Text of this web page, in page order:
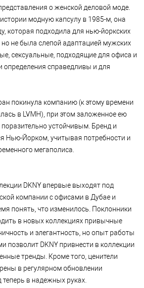
о женской деловой моде.
модную капсулу в 1985-м, она
которая подходила для нью-йоркских
не была слепой адаптацией мужских
сексуальные, подходящие для офиса и
определения справедливы и для
покинула компанию (к этому времени
в LVMH), при этом заложенное ею
устойчивым. Бренд и
Нью-Йорком, учитывая потребности и
мегаполиса.
DKNY впервые выходят под
компании с офисами в Дубае и
понять, что изменилось. Поклонники
в новых коллекциях привычные
и элегантность, но опыт работы
позволит DKNY привнести в коллекции
тренды. Кроме того, ценители
в регулярном обновлении
теперь в надежных руках.